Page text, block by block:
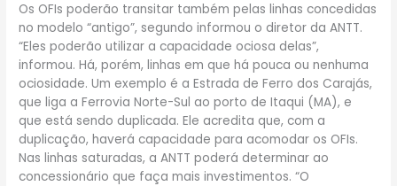
Os OFIs poderão transitar também pelas linhas concedidas
no modelo “antigo”, segundo informou o diretor da ANTT.
“Eles poderão utilizar a capacidade ociosa delas”,
informou. Há, porém, linhas em que há pouca ou nenhuma
ociosidade. Um exemplo é a Estrada de Ferro dos Carajás,
que liga a Ferrovia Norte-Sul ao porto de Itaqui (MA), e
que está sendo duplicada. Ele acredita que, com a
duplicação, haverá capacidade para acomodar os OFIs.
Nas linhas saturadas, a ANTT poderá determinar ao
concessionário que faça mais investimentos. “O